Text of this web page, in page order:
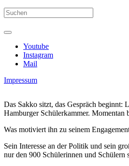
Youtube
Instagram
Mail
Impressum
Das Sakko sitzt, das Gespräch beginnt:
Hamburger Schülerkammer. Momentan
Was motiviert ihn zu seinem
Sein Interesse an der Politik und sein
nur den 900 Schülerinnen und Schülern